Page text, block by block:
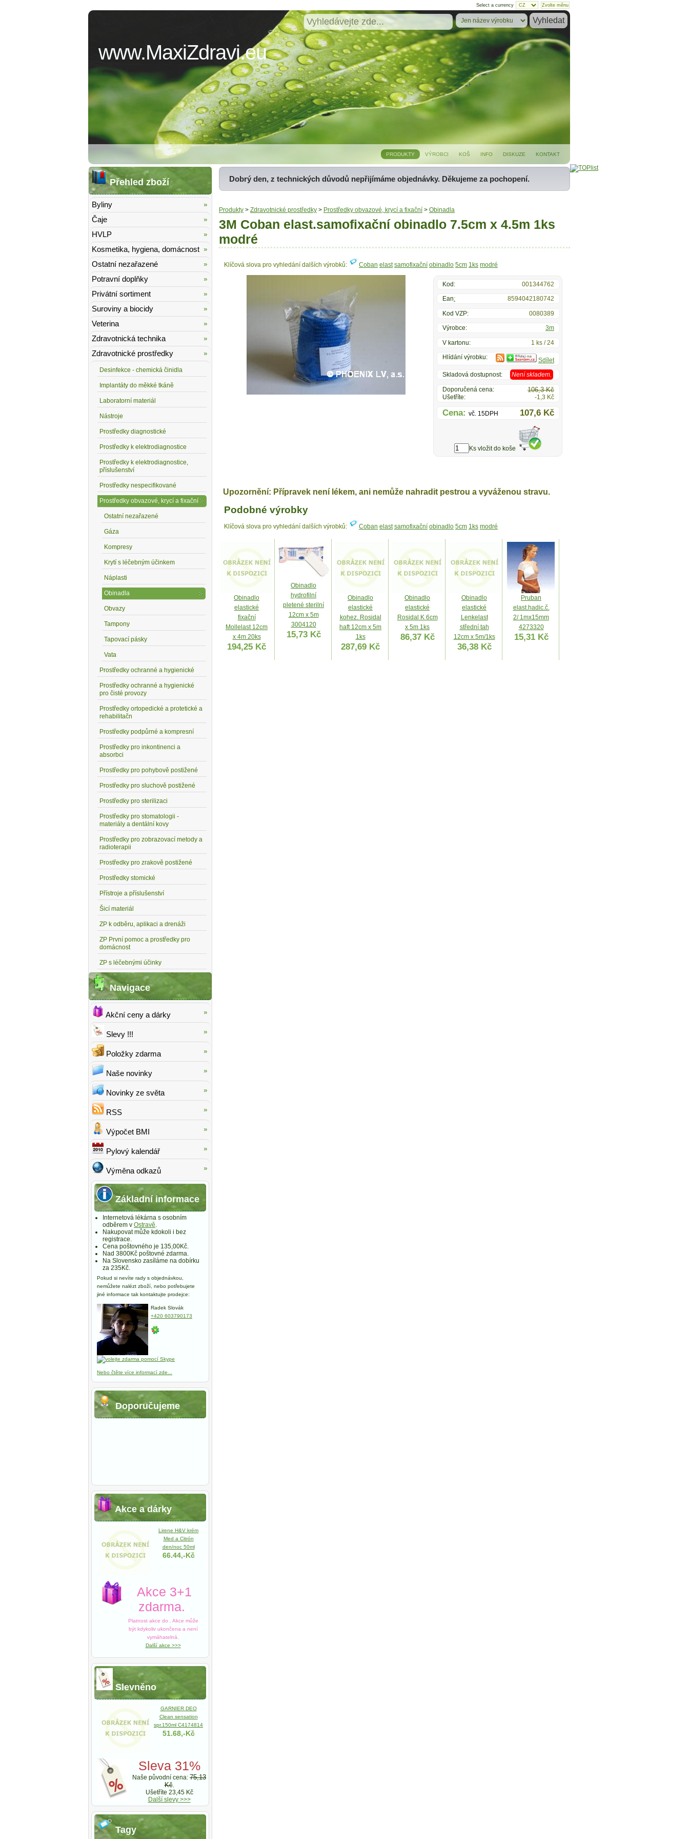
Select a currency
www.MaxiZdravi.eu
PRODUKTY VÝROBCI KOŠ INFO DISKUZE KONTAKT
Dobrý den, z technických důvodů nepřijímáme objednávky. Děkujeme za pochopení.
Produkty > Zdravotnické prostředky > Prostředky obvazové, krycí a fixační > Obinadla
3M Coban elast.samofixační obinadlo 7.5cm x 4.5m 1ks
modré
Klíčová slova pro vyhledání dalších výrobků: Coban elast samofixační obinadlo 5cm 1ks modré
Kod: 001344762
Ean: 8594042180742
Kod VZP: 0080389
Výrobce: 3m
V kartonu: 1 ks / 24
Hlídání výrobku: Sdílet
Skladová dostupnost: Není skladem.
Doporučená cena: 106,3 Kč
Ušetříte: -1,3 Kč
Cena: vč. 15DPH 107,6 Kč
Ks vložit do koše
Upozornění: Přípravek není lékem, ani nemůže nahradit pestrou a vyváženou stravu.
Podobné výrobky
Klíčová slova pro vyhledání dalších výrobků: Coban elast samofixační obinadlo 5cm 1ks modré
Obinadlo
elastické
fixační
Mollelast 12cm
x 4m 20ks
194,25 Kč
Obinadlo
hydrofilní
pletené sterilní
12cm x 5m
3004120
15,73 Kč
Obinadlo
elastické
kohez. Rosidal
haft 12cm x 5m
1ks
287,69 Kč
Obinadlo
elastické
Rosidal K 6cm
x 5m 1ks
86,37 Kč
Obinadlo
elastické
Lenkelast
střední tah
12cm x 5m/1ks
36,38 Kč
Pruban
elast.hadic.č.
2/ 1mx15mm
4273320
15,31 Kč
Přehled zboží
Byliny
Čaje
HVLP
Kosmetika, hygiena, domácnost
Ostatní nezařazené
Potravní doplňky
Privátní sortiment
Suroviny a biocidy
Veterina
Zdravotnická technika
Zdravotnické prostředky
Desinfekce - chemická činidla
Implantáty do měkké tkáně
Laboratorní materiál
Nástroje
Prostředky diagnostické
Prostředky k elektrodiagnostice
Prostředky k elektrodiagnostice,
příslušenství
Prostředky nespecifikované
Prostředky obvazové, krycí a fixační
Ostatní nezařazené
Gáza
Kompresy
Krytí s léčebným účinkem
Náplasti
Obinadla
Obvazy
Tampony
Tapovací pásky
Vata
Prostředky ochranné a hygienické
Prostředky ochranné a hygienické
pro čisté provozy
Prostředky ortopedické a protetické a
rehabilitačn
Prostředky podpůrné a kompresní
Prostředky pro inkontinenci a
absorbci
Prostředky pro pohybově postižené
Prostředky pro sluchově postižené
Prostředky pro sterilizaci
Prostředky pro stomatologii -
materiály a dentální kovy
Prostředky pro zobrazovací metody a
radioterapii
Prostředky pro zrakově postižené
Prostředky stomické
Přístroje a příslušenství
Šicí materiál
ZP k odběru, aplikaci a drenáži
ZP První pomoc a prostředky pro
domácnost
ZP s léčebnými účinky
Navigace
Akční ceny a dárky
Slevy !!!
Položky zdarma
Naše novinky
Novinky ze světa
RSS
Výpočet BMI
Pylový kalendář
Výměna odkazů
Základní informace
Internetová lékárna s osobním
odběrem v Ostravě.
Nakupovat může kdokoli i bez
registrace.
Cena poštovného je 135,00Kč.
Nad 3800Kč poštovné zdarma.
Na Slovensko zasíláme na dobírku
za 235Kč.
Pokud si nevíte rady s objednávkou,
nemůžete nalézt zboží, nebo potřebujete
jiné informace tak kontaktujte prodejce:
Radek Slovák
+420 603790173
Nebo čtěte více informací zde...
Doporučujeme
Akce a dárky
Lirene H&V krém
Med a Citrón
den/noc 50ml
66.44,-Kč
Akce 3+1
zdarma.
Platnost akce do
. Akce může
být kdykoliv ukončena a není
vymáhatelná.
Další akce >>>
Slevněno
GARNIER DEO
Clean sensation
spr.150ml C4174814
51.68,-Kč
Sleva 31%
Naše původní cena: 75,13
Kč.
Ušetříte 23,45 Kč
Další slevy >>>
Tagy